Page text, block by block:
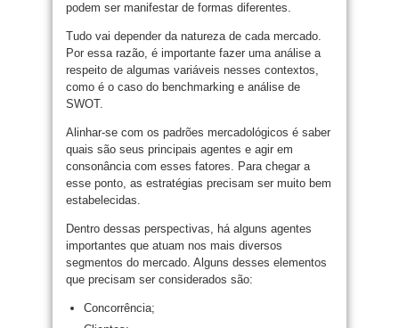
podem ser manifestar de formas diferentes.
Tudo vai depender da natureza de cada mercado.
Por essa razão, é importante fazer uma análise a
respeito de algumas variáveis nesses contextos,
como é o caso do benchmarking e análise de
SWOT.
Alinhar-se com os padrões mercadológicos é saber
quais são seus principais agentes e agir em
consonância com esses fatores. Para chegar a
esse ponto, as estratégias precisam ser muito bem
estabelecidas.
Dentro dessas perspectivas, há alguns agentes
importantes que atuam nos mais diversos
segmentos do mercado. Alguns desses elementos
que precisam ser considerados são:
Concorrência;